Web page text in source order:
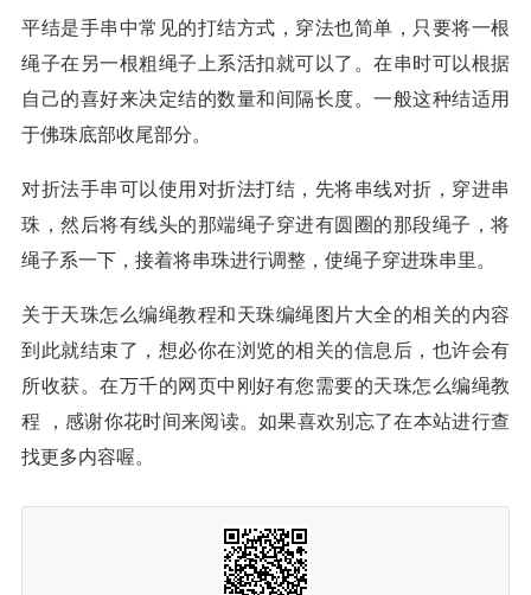
平结是手串中常见的打结方式，穿法也简单，只要将一根
绳子在另一根粗绳子上系活扣就可以了。在串时可以根据
自己的喜好来决定结的数量和间隔长度。一般这种结适用
于佛珠底部收尾部分。
对折法手串可以使用对折法打结，先将串线对折，穿进串
珠，然后将有线头的那端绳子穿进有圆圈的那段绳子，将
绳子系一下，接着将串珠进行调整，使绳子穿进珠串里。
关于天珠怎么编绳教程和天珠编绳图片大全的相关的内容
到此就结束了，想必你在浏览的相关的信息后，也许会有
所收获。在万千的网页中刚好有您需要的天珠怎么编绳教
程 ，感谢你花时间来阅读。如果喜欢别忘了在本站进行查
找更多内容喔。